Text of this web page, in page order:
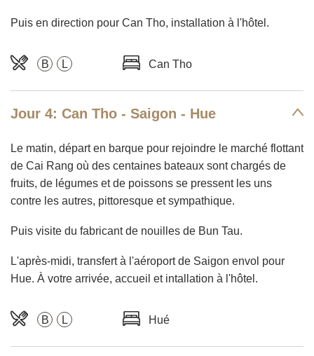
Puis en direction pour Can Tho, installation à l'hôtel.
B L Can Tho
Jour 4: Can Tho - Saigon - Hue
Le matin, départ en barque pour rejoindre le marché flottant
de Cai Rang où des centaines bateaux sont chargés de
fruits, de légumes et de poissons se pressent les uns
contre les autres, pittoresque et sympathique.
Puis visite du fabricant de nouilles de Bun Tau.
L'après-midi, transfert à l'aéroport de Saigon envol pour
Hue. À votre arrivée, accueil et intallation à l'hôtel.
B L Hué